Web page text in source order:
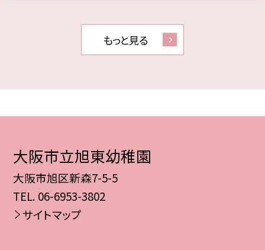
もっと見る
大阪市立旭東幼稚園
大阪市旭区新森7-5-5
TEL. 06-6953-3802
サイトマップ